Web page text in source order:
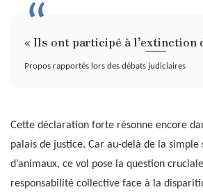
« Ils ont participé à l’extinction
Propos rapportés lors des débats judiciaires
Cette déclaration forte résonne encore
palais de justice. Car au-delà de la simple
d’animaux, ce vol pose la question
responsabilité collective face à la